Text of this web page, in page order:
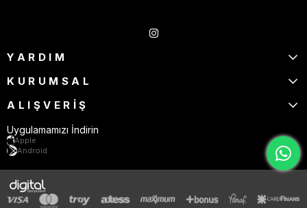
YARDIM
KURUMSAL
ALIŞVERİŞ
Uygulamamızı İndirin
Apple
Android